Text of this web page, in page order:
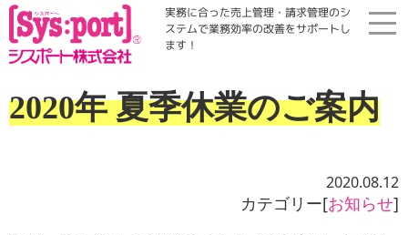
実務に合った売上管理・請求管理のシ
ステムで業務効率の改善をサポートし
ます！
商品案内
2020年 夏季休業のご案内
2020.08.12
カテゴリー[お知らせ]